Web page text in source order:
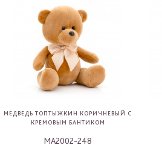
МЕДВЕДЬ ТОПТЫЖКИН КОРИЧНЕВЫЙ С
КРЕМОВЫМ БАНТИКОМ
MA2002-248